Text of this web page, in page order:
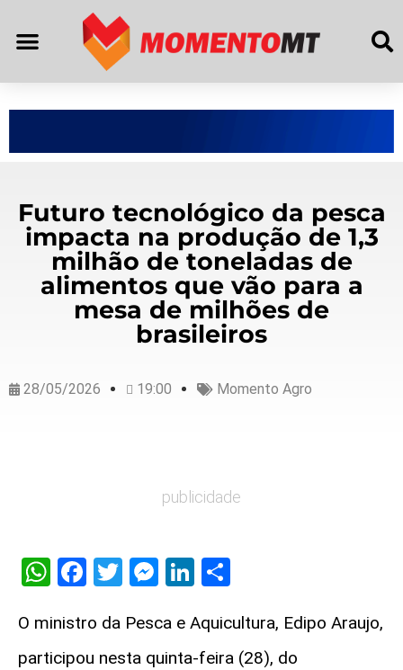
Futuro tecnológico da pesca
impacta na produção de 1,3
milhão de toneladas de
alimentos que vão para a
mesa de milhões de
brasileiros
28/05/2026 19:00 Momento Agro
publicidade
WhatsApp
Facebook
Twitter
Messenger
LinkedIn
O ministro da Pesca e Aquicultura, Edipo Araujo,
participou nesta quinta-feira (28), do